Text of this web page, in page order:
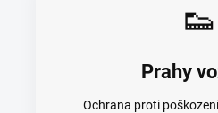
👟
Prahy
Ochrana proti